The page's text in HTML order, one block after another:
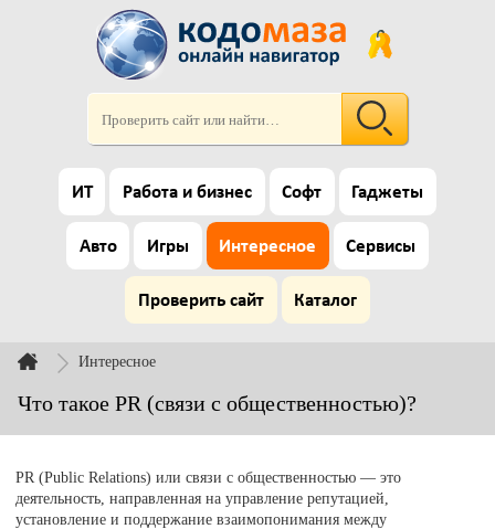
ИТ Работа и бизнес Софт Гаджеты
Авто Игры Интересное Сервисы
Проверить сайт Каталог
Интересное
Что такое PR (связи с общественностью)?
PR (Public Relations) или связи с общественностью — это
деятельность, направленная на управление репутацией,
установление и поддержание взаимопонимания между